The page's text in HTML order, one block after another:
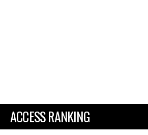
ACCESS RANKING